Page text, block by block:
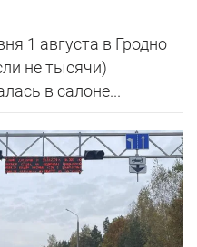
1 августа в Гродно
не тысячи)
в салоне...